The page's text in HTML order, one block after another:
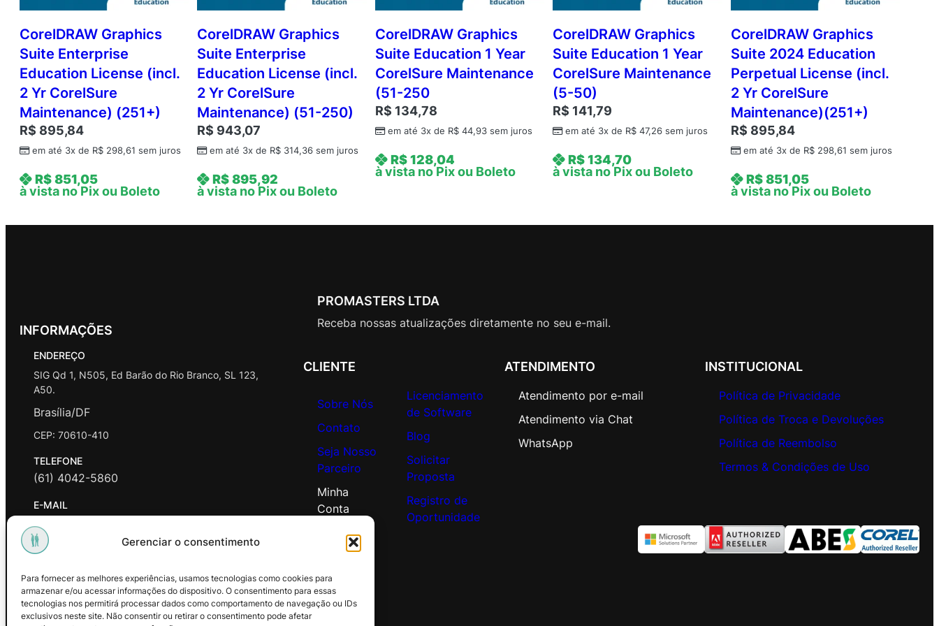
Gerenciar o consentimento
Para fornecer as melhores experiências, usamos tecnologias como cookies para
armazenar e/ou acessar informações do dispositivo. O consentimento para essas
tecnologias nos permitirá processar dados como comportamento de navegação ou IDs
exclusivos neste site. Não consentir ou retirar o consentimento pode afetar
n
2
Y
e
a
r
S
u
s
n
CorelDRAW Graphics
Suite Enterprise
Education License (incl.
2 Yr CorelSure
Maintenance) (251+)
R$ 895,84
em até 3x de R$ 298,61 sem juros
R$851,05
à vista no Pix ou Boleto
CorelDRAW Graphics
Suite Enterprise
Education License (incl.
2 Yr CorelSure
Maintenance) (51-250)
R$ 943,07
em até 3x de R$ 314,36 sem juros
R$895,92
à vista no Pix ou Boleto
CorelDRAW Graphics
Suite Education 1 Year
CorelSure Maintenance
(51-250
R$ 134,78
em até 3x de R$44,93sem juros
R$128,04
à vista no Pix ou Boleto
CorelDRAW Graphics
Suite Education 1 Year
CorelSure Maintenance
(5-50)
R$ 141,79
em até 3x de R$ 47,26 sem juros
R$134,70
à vista no Pix ou Boleto
CorelDRAW Graphics
Suite 2024 Education
Perpetual License (incl.
2 Yr CorelSure
Maintenance)(251+)
R$ 895,84
em até 3x de R$298,61 sem juros
R$851,05
à vista no Pix ou Boleto
INFORMAÇÕES
ENDEREÇO
SIG Qd 1, N505, Ed Barão do Rio Branco, SL 123,
A50.
Brasília/DF
CEP: 70610-410
TELEFONE
(61) 4042-5860
E-MAIL
contato@promasters.net.br
HORÁRIO DE ATENDIMENTO
Facebook Instagram Youtube
PROMASTERS LTDA
Receba nossas atualizações diretamente no seu e-mail.
CLIENTE
Sobre Nós
Contato
Seja Nosso
Parceiro
Minha
Conta
Licenciamento
de Software
Blog
Solicitar
Proposta
Registro de
Oportunidade
ATENDIMENTO
Atendimento por e-mail
Atendimento via Chat
WhatsApp
INSTITUCIONAL
Política de Privacidade
Política de Troca e Devoluções
Política de Reembolso
Termos & Condições de Uso